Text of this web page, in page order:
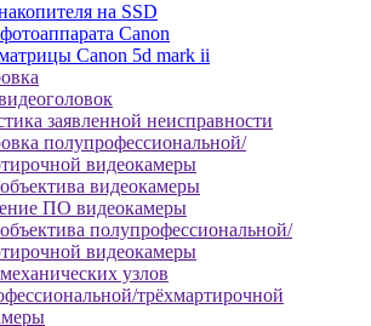
на SSD
Canon
Canon 5d mark ii
заявленной неисправности
полупрофессиональной/
видеокамеры
видеокамеры
ПО видеокамеры
полупрофессиональной/
видеокамеры
узлов
трёхмартирочной